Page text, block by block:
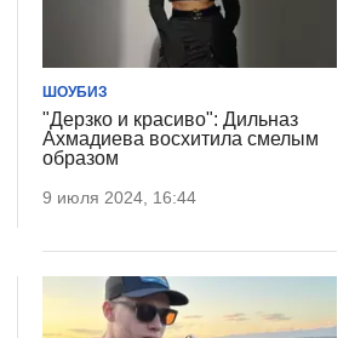
ШОУБИЗ
"Дерзко и красиво": Дильназ
Ахмадиева восхитила смелым
образом
9 июля 2024, 16:44